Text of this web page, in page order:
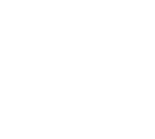
v okolí
z celého města. Sice starší, ale čistý na nádherném místě. Samostatný, není součástí betonového
Zpočátku jsme trošku bloudili,
Jediné co by se mohlo zlepšit,